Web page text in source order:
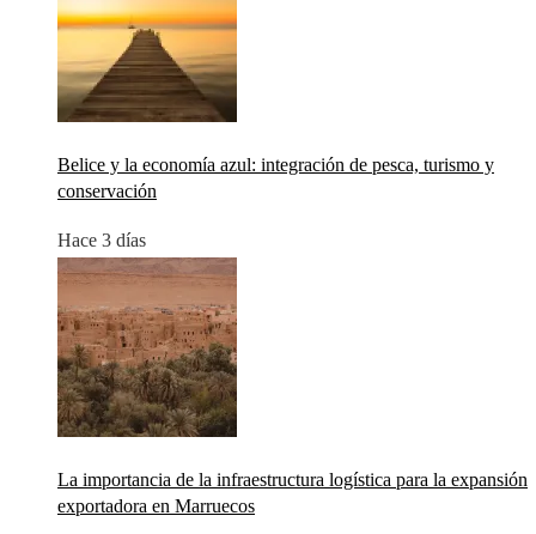
Belice y la economía azul: integración de pesca, turismo y
conservación
Hace 3 días
La importancia de la infraestructura logística para la expansión
exportadora en Marruecos